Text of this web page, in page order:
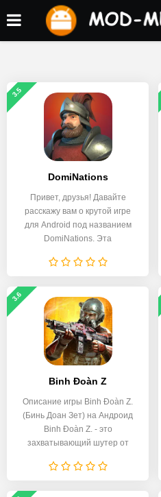
3.5
DomiNations
Привет, друзья! Давайте
расскажу вам о крутой игре
для Android под названием
DomiNations. Эта
3.6
Binh Đoàn Z
Описание игры Binh Đoàn Z.
(Бинь Доан Зет) на Андроид
Binh Đoàn Z. - это
захватывающий шутер от